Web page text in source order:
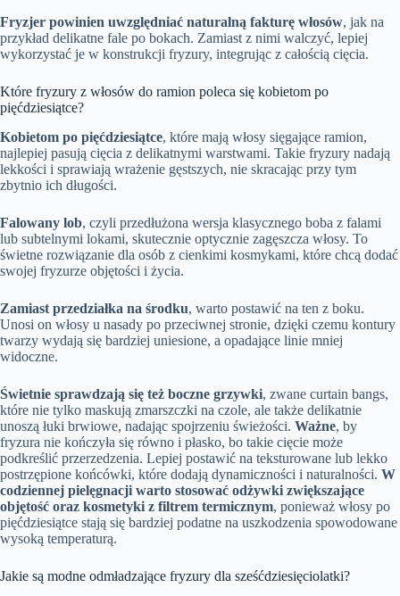
Fryzjer powinien uwzględniać naturalną fakturę włosów, jak na
przykład delikatne fale po bokach. Zamiast z nimi walczyć, lepiej
wykorzystać je w konstrukcji fryzury, integrując z całością cięcia.
Które fryzury z włosów do ramion poleca się kobietom po
pięćdziesiątce?
Kobietom po pięćdziesiątce, które mają włosy sięgające ramion,
najlepiej pasują cięcia z delikatnymi warstwami. Takie fryzury nadają
lekkości i sprawiają wrażenie gęstszych, nie skracając przy tym
zbytnio ich długości.
Falowany lob, czyli przedłużona wersja klasycznego boba z falami
lub subtelnymi lokami, skutecznie optycznie zagęszcza włosy. To
świetne rozwiązanie dla osób z cienkimi kosmykami, które chcą dodać
swojej fryzurze objętości i życia.
Zamiast przedziałka na środku, warto postawić na ten z boku.
Unosi on włosy u nasady po przeciwnej stronie, dzięki czemu kontury
twarzy wydają się bardziej uniesione, a opadające linie mniej
widoczne.
Świetnie sprawdzają się też boczne grzywki, zwane curtain bangs,
które nie tylko maskują zmarszczki na czole, ale także delikatnie
unoszą łuki brwiowe, nadając spojrzeniu świeżości. Ważne, by
fryzura nie kończyła się równo i płasko, bo takie cięcie może
podkreślić przerzedzenia. Lepiej postawić na teksturowane lub lekko
postrzępione końcówki, które dodają dynamiczności i naturalności. W
codziennej pielęgnacji warto stosować odżywki zwiększające
objętość oraz kosmetyki z filtrem termicznym, ponieważ włosy po
pięćdziesiątce stają się bardziej podatne na uszkodzenia spowodowane
wysoką temperaturą.
Jakie są modne odmładzające fryzury dla sześćdziesięciolatki?